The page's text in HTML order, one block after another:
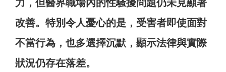
力，但醫界職場內的性騷擾問題仍未見顯著
改善。特別令人憂心的是，受害者即使面對
不當行為，也多選擇沉默，顯示法律與實際
狀況仍存在落差。